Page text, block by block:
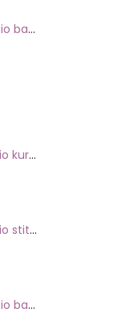
Set 4 pezzi asilo bambino personaggio batman
Set asilo 3 pezzi bambina personaggio kuromi
Set 5 pezzi asilo bambina personaggio stitch angel
Set 4 pezzi asilo bambino personaggio batman